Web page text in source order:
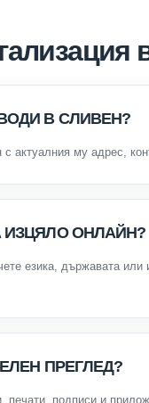
В СЛИВЕН?
актуалния му адрес,
ИЗЦЯЛО ОНЛАЙН?
езика, държавата
ПРЕГЛЕД?
печати, подписи и